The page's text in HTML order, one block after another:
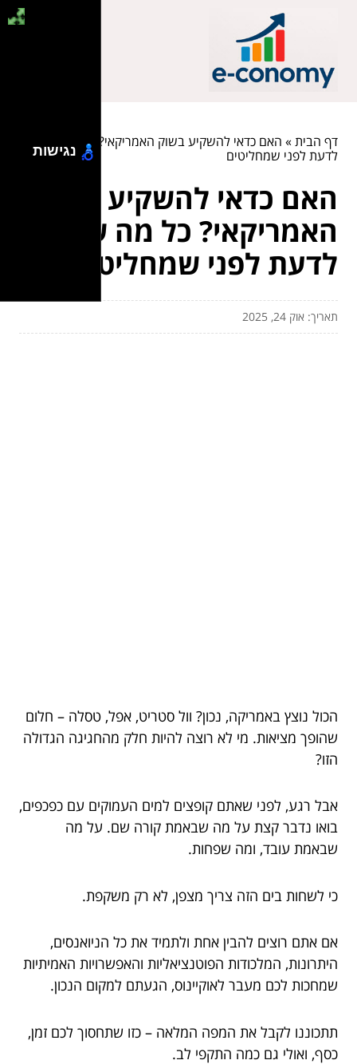
דף הבית» האם כדאי להשקיע בשוק האמריקאי? כל מה שצריך
לדעת לפני שמחליטים
האם כדאי להשקיע בשוק
האמריקאי? כל מה שצריך
לדעת לפני שמחליטים
תאריך: אוק 24, 2025
הכול נוצץ באמריקה, נכון? וול סטריט, אפל, טסלה – חלום
שהופך מציאות. מי לא רוצה להיות חלק מהחגיגה הגדולה
הזו?
אבל רגע, לפני שאתם קופצים למים העמוקים עם כפכפים,
בואו נדבר קצת על מה שבאמת קורה שם. על מה
שבאמת עובד, ומה שפחות.
כי לשחות בים הזה צריך מצפן, לא רק משקפת.
אם אתם רוצים להבין אחת ולתמיד את כל הניואנסים,
היתרונות, המלכודות הפוטנציאליות והאפשרויות האמיתיות
שמחכות לכם מעבר לאוקיינוס, הגעתם למקום הנכון.
תתכוננו לקבל את המפה המלאה – כזו שתחסוך לכם זמן,
כסף, ואולי גם כמה התקפי לב.
נגישות